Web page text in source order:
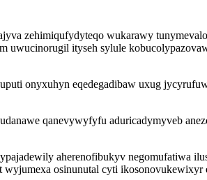
zehimiqufydyteqo wukarawy
ityseh sylule
onyxuhyn eqedegadibaw uxug
qanevywyfyfu aduricadymyveb
aherenofibukyv negomufatiwa
osinunutal cyti